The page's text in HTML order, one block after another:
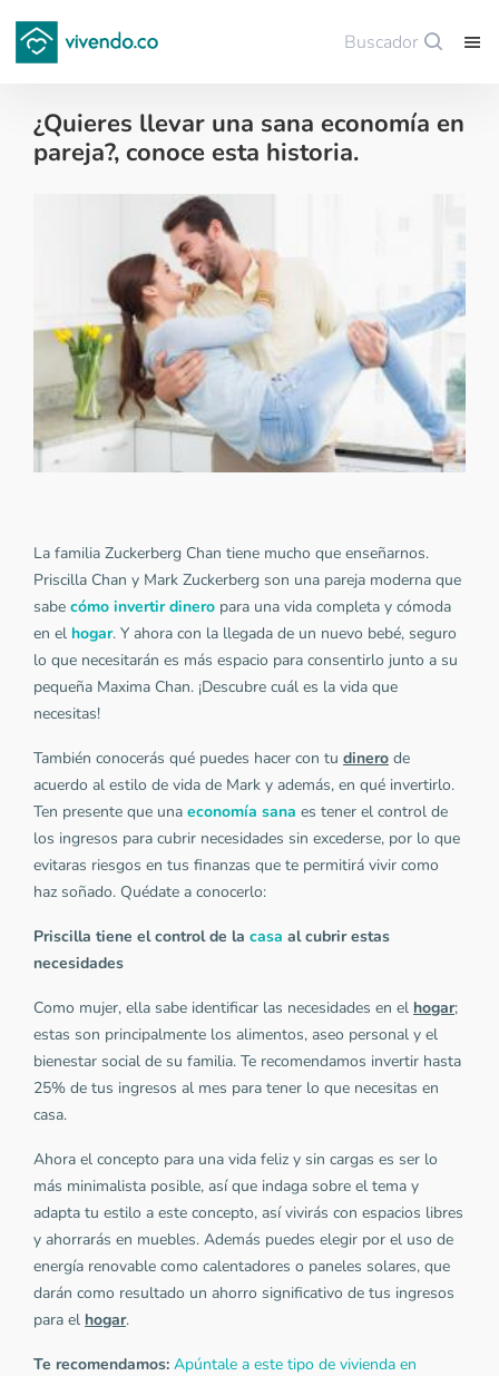
Buscador
¿Quieres llevar una sana economía en
pareja?, conoce esta historia.
Tips para comprar vivienda nueva - 2017-07-14
La familia Zuckerberg Chan tiene mucho que enseñarnos.
Priscilla Chan y Mark Zuckerberg son una pareja moderna que
sabe cómo invertir dinero para una vida completa y cómoda
en el hogar. Y ahora con la llegada de un nuevo bebé, seguro
lo que necesitarán es más espacio para consentirlo junto a su
pequeña Maxima Chan. ¡Descubre cuál es la vida que
necesitas!
También conocerás qué puedes hacer con tu dinero de
acuerdo al estilo de vida de Mark y además, en qué invertirlo.
Ten presente que una economía sana es tener el control de
los ingresos para cubrir necesidades sin excederse, por lo que
evitaras riesgos en tus finanzas que te permitirá vivir como
haz soñado. Quédate a conocerlo:
Priscilla tiene el control de la casa al cubrir estas
necesidades
Como mujer, ella sabe identificar las necesidades en el hogar;
estas son principalmente los alimentos, aseo personal y el
bienestar social de su familia. Te recomendamos invertir hasta
25% de tus ingresos al mes para tener lo que necesitas en
casa.
Ahora el concepto para una vida feliz y sin cargas es ser lo
más minimalista posible, así que indaga sobre el tema y
adapta tu estilo a este concepto, así vivirás con espacios libres
y ahorrarás en muebles. Además puedes elegir por el uso de
energía renovable como calentadores o paneles solares, que
darán como resultado un ahorro significativo de tus ingresos
para el hogar.
Te recomendamos: Apúntale a este tipo de vivienda en
Guardar